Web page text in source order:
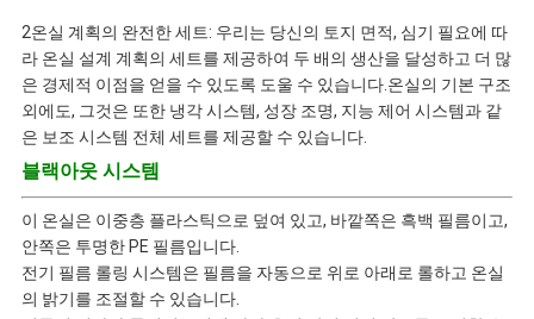
사
생
활
보
호
2온실 계획의 완전한 세트: 우리는 당신의 토지 면적, 심기 필요에 따
라 온실 설계 계획의 세트를 제공하여 두 배의 생산을 달성하고 더 많
은 경제적 이점을 얻을 수 있도록 도울 수 있습니다.온실의 기본 구조
외에도, 그것은 또한 냉각 시스템, 성장 조명, 지능 제어 시스템과 같
은 보조 시스템 전체 세트를 제공할 수 있습니다.
블랙아웃 시스템
이 온실은 이중층 플라스틱으로 덮여 있고, 바깥쪽은 흑백 필름이고,
안쪽은 투명한 PE 필름입니다.
전기 필름 롤링 시스템은 필름을 자동으로 위로 아래로 롤하고 온실
의 밝기를 조절할 수 있습니다.